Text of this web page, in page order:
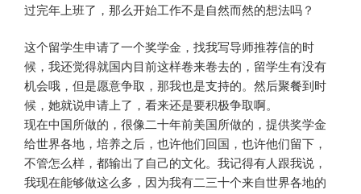
过完年上班了，那么开始工作不是自然而然的想法吗？
这个留学生申请了一个奖学金，找我写导师推荐信的时
候，我还觉得就国内目前这样卷来卷去的，留学生有没有
机会哦，但是愿意争取，那我也是支持的。然后聚餐到时
候，她就说申请上了，看来还是要积极争取啊。
现在中国所做的，很像二十年前美国所做的，提供奖学金
给世界各地，培养之后，也许他们回国，也许他们留下，
不管怎么样，都输出了自己的文化。我记得有人跟我说，
我现在能够做这么多，因为我有二三十个来自世界各地的